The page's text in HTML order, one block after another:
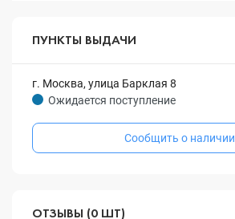
ПУНКТЫ ВЫДАЧИ
г. Москва, улица Барклая 8
Ожидается поступление
Сообщить о наличии
ОТЗЫВЫ (0 ШТ)